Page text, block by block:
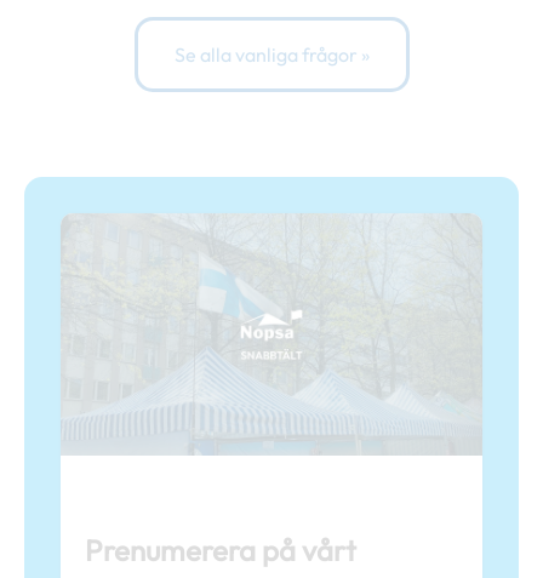
Se alla vanliga frågor »
Prenumerera på vårt